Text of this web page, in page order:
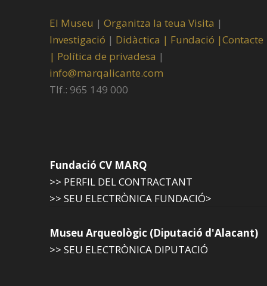
El Museu | Organitza la teua Visita |
Investigació | Didàctica | Fundació |Contacte
| Política de privadesa |
info@marqalicante.com
Tlf.: 965 149 000
Fundació CV MARQ
>> PERFIL DEL CONTRACTANT
>> SEU ELECTRÒNICA FUNDACIÓ>
Museu Arqueològic (Diputació d'Alacant)
>> SEU ELECTRÒNICA DIPUTACIÓ